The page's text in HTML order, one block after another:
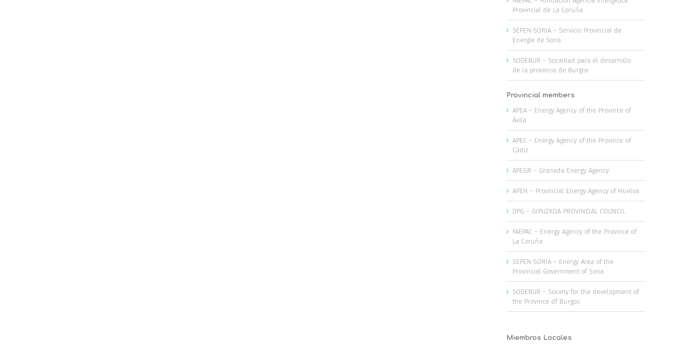
Provincial de La Coruña
SEPEN-SORIA – Servicio Provincial de
Energía de Soria
SODEBUR – Sociedad para el desarrollo
de la provincia de Burgos
Provincial members
APEA – Energy Agency of the Province of
Ávila
APEC – Energy Agency of the Province of
Cádiz
APEGR – Granada Energy Agency
APEH – Provincial Energy Agency of Huelva
DPG – GIPUZKOA PROVINCIAL COUNCIL
FAEPAC – Energy Agency of the Province of
La Coruña
SEPEN-SORIA – Energy Area of the
Provincial Government of Soria
SODEBUR – Society for the development of
the Province df Burgos
Miembros Locales